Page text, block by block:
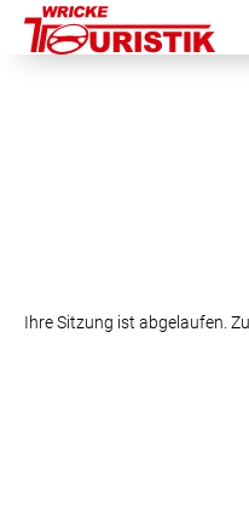
Ihre Sitzung ist abgelaufen.